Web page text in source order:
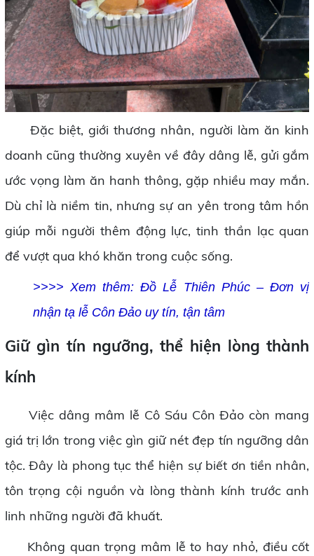
Đặc biệt, giới thương nhân, người làm ăn kinh
doanh cũng thường xuyên về đây dâng lễ, gửi gắm
ước vọng làm ăn hanh thông, gặp nhiều may mắn.
Dù chỉ là niềm tin, nhưng sự an yên trong tâm hồn
giúp mỗi người thêm động lực, tinh thần lạc quan
để vượt qua khó khăn trong cuộc sống.
>>>> Xem thêm:Đồ Lễ Thiên Phúc – Đơn vị
nhận tạ lễ Côn Đảo uy tín, tận tâm
Giữ gìn tín ngưỡng, thể hiện lòng thành
kính
Việc dâng mâm lễ Cô Sáu Côn Đảo còn mang
giá trị lớn trong việc gìn giữ nét đẹp tín ngưỡng dân
tộc. Đây là phong tục thể hiện sự biết ơn tiền nhân,
tôn trọng cội nguồn và lòng thành kính trước anh
linh những người đã khuất.
Không quan trọng mâm lễ to hay nhỏ, điều cốt